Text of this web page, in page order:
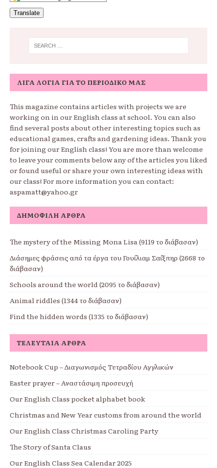
Translate
ΛΊΓΑ ΛΌΓΙΑ ΓΙΑ ΤΟ ΠΕΡΙΟΔΙΚΌ ΜΑΣ
This magazine contains articles with projects we are
working on in our English class at school. You can also
find several posts about other interesting topics such as
educational games, crafts and gardening ideas. Thank you
for joining our English class! You are more than welcome
to leave your comments below any of the articles you liked
or found useful or share your own interesting ideas with
our class! For more information you can contact:
aspamatt@yahoo.gr
ΔΗΜΟΦΙΛΉ ΆΡΘΡΑ
The mystery of the Missing Mona Lisa (9119 το διάβασαν)
Διάσημες φράσεις από τα έργα του Γουίλιαμ Σαίξπηρ (2668 το
διάβασαν)
Schools around the world (2095 το διάβασαν)
Animal riddles (1344 το διάβασαν)
Find the hidden words (1335 το διάβασαν)
ΤΕΛΕΥΤΑΊΑ ΆΡΘΡΑ
Notebook Cup – Διαγωνισμός Τετραδίου Αγγλικών
Easter prayer – Αναστάσιμη προσευχή
Our English Class pocket alphabet book
Christmas and New Year customs from around the world
Our English Class Christmas Caroling Party
The Story of Santa Claus
Our English Class Sea Calendar 2025